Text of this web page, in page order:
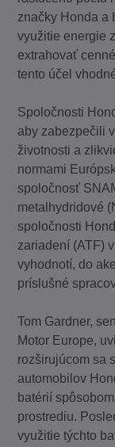
značky Honda a
využitie energie
extrahovať
tento účel
Spoločnosti
aby zabezpečili
životnosti a
normami
spoločnosť
metalhydridové
spoločnosti
zariadení (ATF)
vyhodnotí, do
príslušné
Tom Gardner,
Motor Europe,
rozširujúcom sa
automobilov
batérií
prostrediu.
využitie týchto